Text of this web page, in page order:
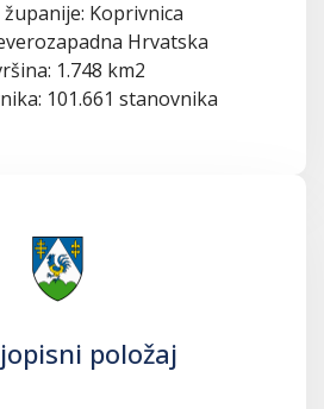
županije: Koprivnica
Hrvatska
1.748 km2
101.661 stanovnika
položaj